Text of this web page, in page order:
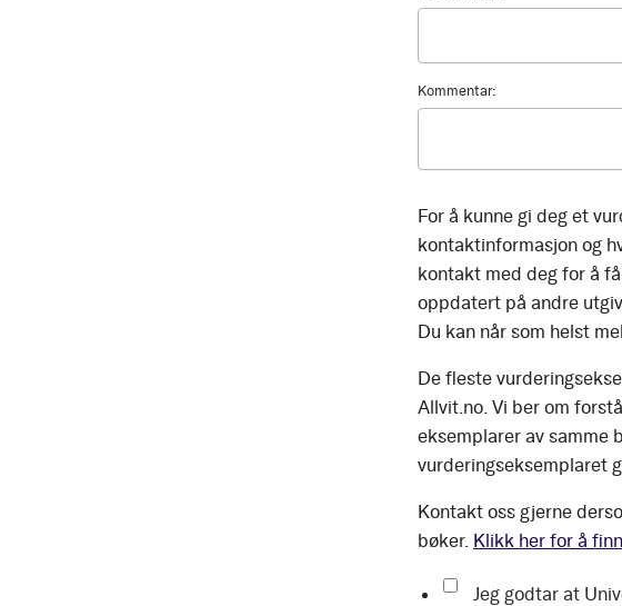
Kommentar:
For å kunne gi deg et
kontaktinformasjon og
kontakt med deg for å
oppdatert på andre
Du kan når som helst
De fleste
Allvit.no. Vi ber om
eksemplarer av samme
vurderingseksemplaret
Kontakt oss gjerne
bøker. Klikk her for å
Jeg godtar at